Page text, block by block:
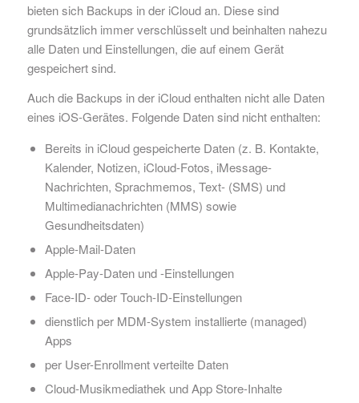
bieten sich Backups in der iCloud an. Diese sind
grundsätzlich immer verschlüsselt und beinhalten nahezu
alle Daten und Einstellungen, die auf einem Gerät
gespeichert sind.
Auch die Backups in der iCloud enthalten nicht alle Daten
eines iOS-Gerätes. Folgende Daten sind nicht enthalten:
Bereits in iCloud gespeicherte Daten (z. B. Kontakte,
Kalender, Notizen, iCloud-Fotos, iMessage-
Nachrichten, Sprachmemos, Text- (SMS) und
Multimedianachrichten (MMS) sowie
Gesundheitsdaten)
Apple-Mail-Daten
Apple-Pay-Daten und -Einstellungen
Face-ID- oder Touch-ID-Einstellungen
dienstlich per MDM-System installierte (managed)
Apps
per User-Enrollment verteilte Daten
Cloud-Musikmediathek und App Store-Inhalte